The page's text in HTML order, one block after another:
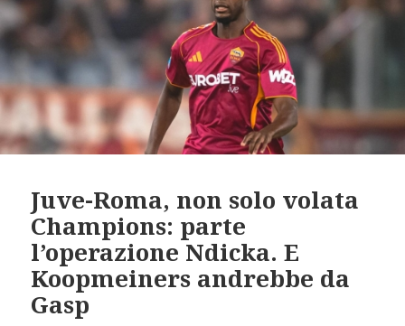
Juve-Roma, non solo volata
Champions: parte
l’operazione Ndicka. E
Koopmeiners andrebbe da
Gasp